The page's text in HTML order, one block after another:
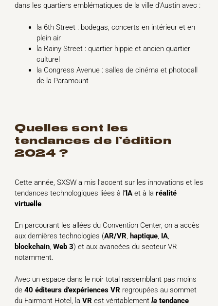
dans les quartiers emblématiques de la ville d’Austin avec :
la 6th Street : bodegas, concerts en intérieur et en
plein air
la Rainy Street : quartier hippie et ancien quartier
culturel
la Congress Avenue : salles de cinéma et photocall
de la Paramount
quelles sont les
tendances de l’édition
2024 ?
Cette année, SXSW a mis l’accent sur les innovations et les
tendances technologiques liées à l ’IA et à la réalité
virtuelle.
En parcourant les allées du Convention Center, on a accès
aux dernières technologies (AR/VR, haptique, IA,
blockchain, Web 3) et aux avancées du secteur VR
notamment.
Avec un espace dans le noir total rassemblant pas moins
de 40 éditeurs d’expériences VR regroupées au sommet
du Fairmont Hotel, la VR est véritablement la tendance